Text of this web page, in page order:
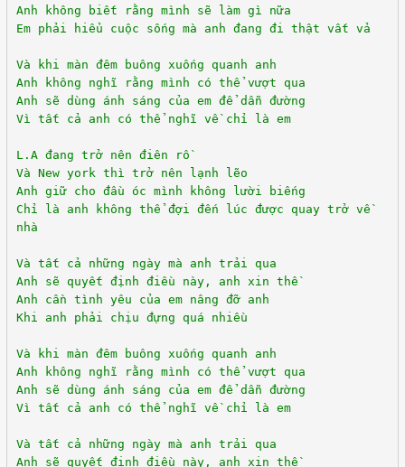
Anh không biết rằng mình sẽ làm gì nữa
Em phải hiểu cuộc sống mà anh đang đi thật vất vả
Và khi màn đêm buông xuống quanh anh
Anh không nghĩ rằng mình có thể vượt qua
Anh sẽ dùng ánh sáng của em để dẫn đường
Vì tất cả anh có thể nghĩ về chỉ là em
L.A đang trở nên điên rồ
Và New york thì trở nên lạnh lẽo
Anh giữ cho đầu óc mình không lười biếng
Chỉ là anh không thể đợi đến lúc được quay trở về
nhà
Và tất cả những ngày mà anh trải qua
Anh sẽ quyết định điều này, anh xin thề
Anh cần tình yêu của em nâng đỡ anh
Khi anh phải chịu đựng quá nhiều
Và khi màn đêm buông xuống quanh anh
Anh không nghĩ rằng mình có thể vượt qua
Anh sẽ dùng ánh sáng của em để dẫn đường
Vì tất cả anh có thể nghĩ về chỉ là em
Và tất cả những ngày mà anh trải qua
Anh sẽ quyết định điều này, anh xin thề